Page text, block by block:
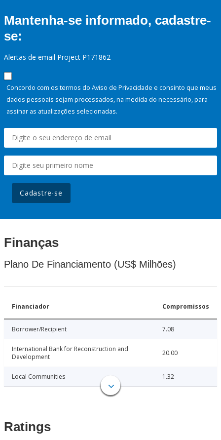
Mantenha-se informado, cadastre-
se:
Alertas de email Project P171862
Concordo com os termos do Aviso de Privacidade e consinto que meus
dados pessoais sejam processados, na medida do necessário, para
assinar as atualizações selecionadas.
Cadastre-se
Finanças
Plano De Financiamento (US$ Milhões)
Financiador Compromissos
Borrower/Recipient 7.08
International Bank for Reconstruction and
Development
20.00
Local Communities 1.32
Ratings